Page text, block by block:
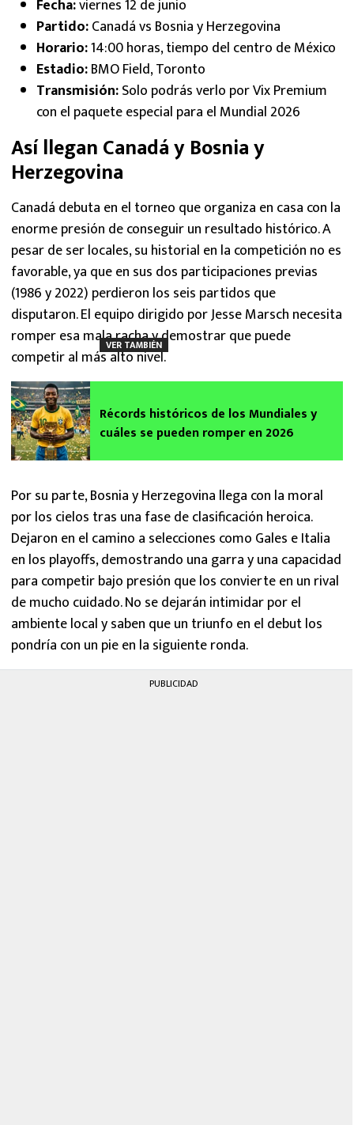
Fecha:viernes 12 de junio
Partido:Canadá vs Bosnia y Herzegovina
Horario:14:00 horas, tiempo del centro de México
Estadio:BMO Field, Toronto
Transmisión:Solo podrás verlo por Vix Premium
con el paquete especial para el Mundial 2026
Así llegan Canadá y Bosnia y
Herzegovina
Canadá debuta en el torneo que organiza en casa con la
enorme presión de conseguir un resultado histórico. A
pesar de ser locales, su historial en la competición no es
favorable, ya que en sus dos participaciones previas
(1986 y 2022) perdieron los seis partidos que
disputaron. El equipo dirigido por Jesse Marsch necesita
romper esa mala racha y demostrar que puede
competir al más alto nivel.
VER TAMBIÉN
Récords históricos de los Mundiales y
cuáles se pueden romper en 2026
Por su parte, Bosnia y Herzegovina llega con la moral
por los cielos tras una fase de clasificación heroica.
Dejaron en el camino a selecciones como Gales e Italia
en los playoffs, demostrando una garra y una capacidad
para competir bajo presión que los convierte en un rival
de mucho cuidado. No se dejarán intimidar por el
ambiente local y saben que un triunfo en el debut los
pondría con un pie en la siguiente ronda.
PUBLICIDAD